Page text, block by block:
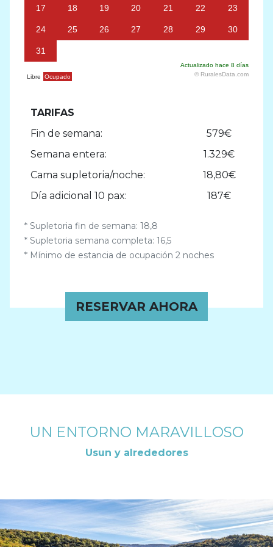
TARIFAS
Fin de semana:
579€
Semana entera:
1.329€
Cama supletoria/noche:
18,80€
Dí­a adicional 10 pax:
187€
* Supletoria fin de semana: 18,8
* Supletoria semana completa: 16,5
* Mínimo de estancia de ocupación 2 noches
RESERVAR AHORA
UN ENTORNO MARAVILLOSO
Usun y alrededores